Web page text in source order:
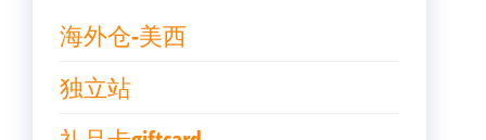
海外仓-美西
独立站